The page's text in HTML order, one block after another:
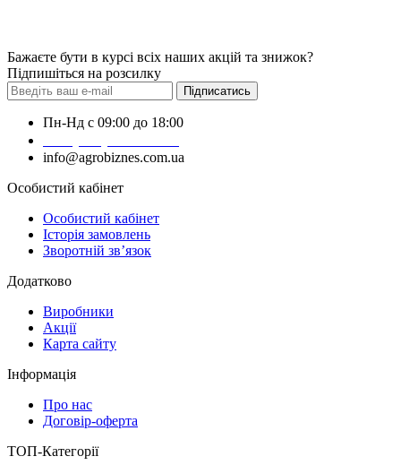
Бажаєте бути в курсі всіх наших акцій та знижок?
Підпишіться на розсилку
Підписатись
Пн-Нд с 09:00 до 18:00
info@agrobiznes.com.ua
Особистий кабінет
Особистий кабінет
Історія замовлень
Зворотній зв’язок
Додатково
Виробники
Акції
Карта сайту
Інформація
Про нас
Договір-оферта
ТОП-Категорії